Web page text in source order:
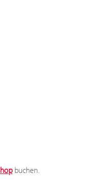
buchen.